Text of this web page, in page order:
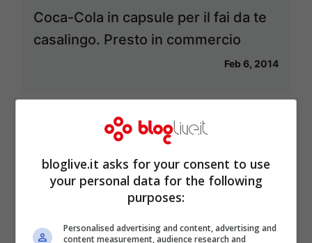
Coca-Cola in capsule per il fai da te
casalingo. Presto in commercio
Feb 6, 2014
“Caffeine Use Disorder”. Il caffè è
causa di molti disturbi
Feb 2, 2014
bloglive.it asks for your consent to use
your personal data for the following
purposes:
Personalised advertising and content, advertising and
content measurement, audience research and